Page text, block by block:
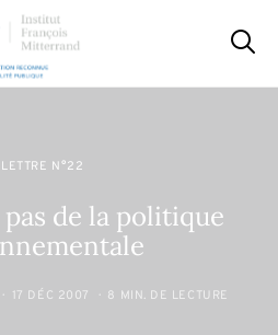
N°22
de la politique
17 DÉC 2007 8 MIN. DE LECTURE